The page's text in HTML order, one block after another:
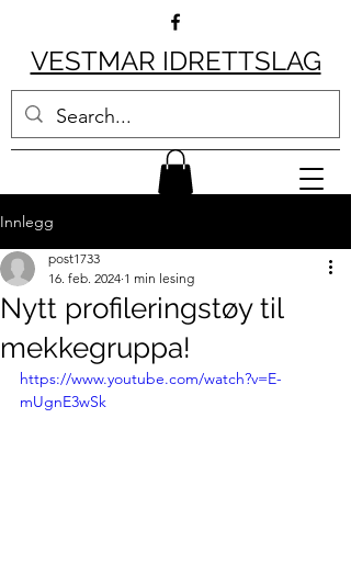
VESTMAR IDRETTSLAG
Innlegg
Nytt profileringstøy til
mekkegruppa!
post1733
16. feb. 2024 1 min lesing
https://www.youtube.com/watch?v=E-
mUgnE3wSk